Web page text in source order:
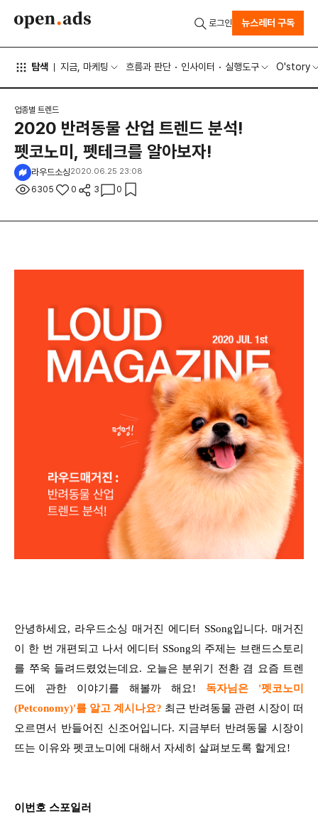
탐색 지금, 마케팅 흐름과 판단 인사이터 실행도구 O'story
로그인 뉴스레터 구독
업종별 트렌드
2020 반려동물 산업 트렌드 분석!
펫코노미, 펫테크를 알아보자!
라우드소싱2020.06.25 23:08
6305 0 3 0
안녕하세요, 라우드소싱 매거진 에디터 SSong입니다. 매거진
이 한 번 개편되고 나서 에디터 SSong의 주제는 브랜드스토리
를 쭈욱 들려드렸었는데요. 오늘은 분위기 전환 겸 요즘 트렌
드에 관한 이야기를 해볼까 해요! 독자님은 '펫코노미
(Petconomy)'를 알고 계시나요? 최근 반려동물 관련 시장이 떠
오르면서 반들어진 신조어입니다. 지금부터 반려동물 시장이
뜨는 이유와 펫코노미에 대해서 자세히 살펴보도록 할게요!
이번호 스포일러